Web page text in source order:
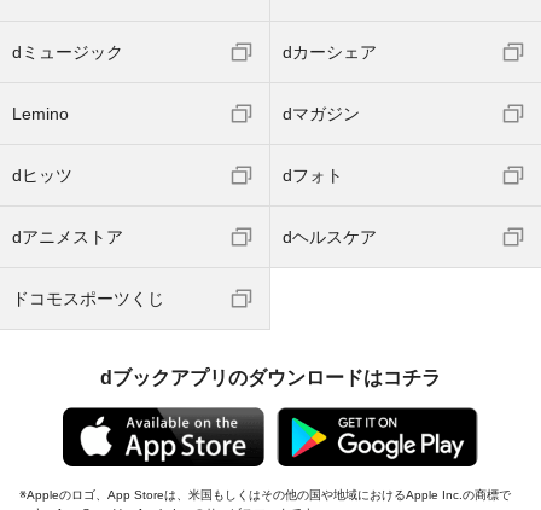
dミュージック dカーシェア
Lemino dマガジン
dヒッツ dフォト
dアニメストア dヘルスケア
ドコモスポーツくじ
dブックアプリのダウンロードはコチラ
Appleのロゴ、App Storeは、米国もしくはその他の国や地域におけるApple Inc.の商標で